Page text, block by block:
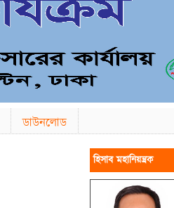
ডাউনলোড
হিসাব মহানিয়ন্ত্রক